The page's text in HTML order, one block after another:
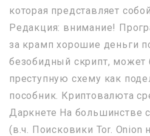
которая представляет
Редакция: внимание!
за крамп хорошие деньги
безобидный скрипт, может
преступную схему как
пособник. Криптовалюта
Даркнете На большинстве
(в.ч. Поисковики Tor. Onion